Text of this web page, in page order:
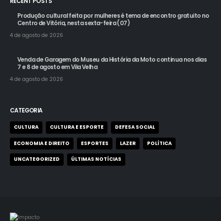
Produção cultural feita por mulheres é tema de encontro gratuito no
Centro de Vitória, nesta sexta-feira (07)
4 de agosto de 2026
Venda de Garagem do Museu da História da Moto continua nos dias
7 e 8 de agosto em Vila Velha
4 de agosto de 2026
CATEGORIA
CULTURA CULTURA E ESPORTE DEFESA SOCIAL
ECONOMIA E DIREITO ESPORTES LAZER POLÍTICA
UNCATEGORIZED ÚLTIMAS NOTÍCIAS